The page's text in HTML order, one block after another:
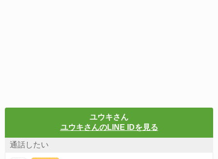
ユウキさん
ユウキさんのLINE IDを見る
通話したい